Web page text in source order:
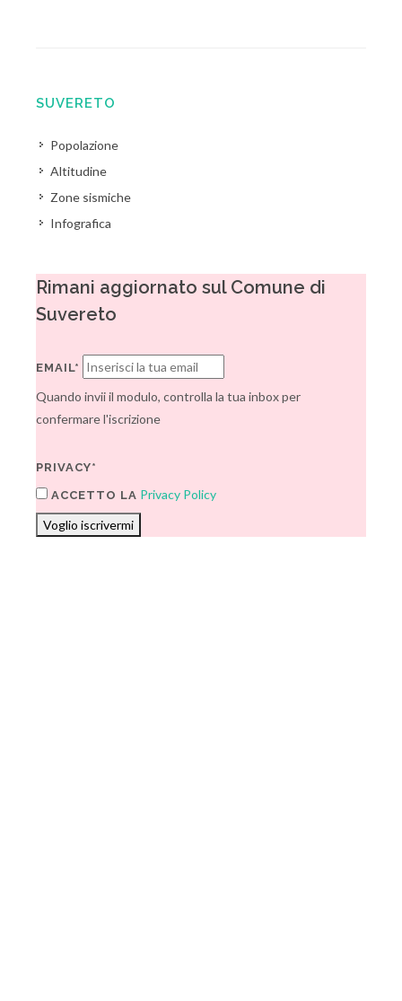
SUVERETO
Popolazione
Altitudine
Zone sismiche
Infografica
Rimani aggiornato sul Comune di
Suvereto
EMAIL*
Quando invii il modulo, controlla la tua inbox per
confermare l'iscrizione
PRIVACY*
ACCETTO LA Privacy Policy
Voglio iscrivermi